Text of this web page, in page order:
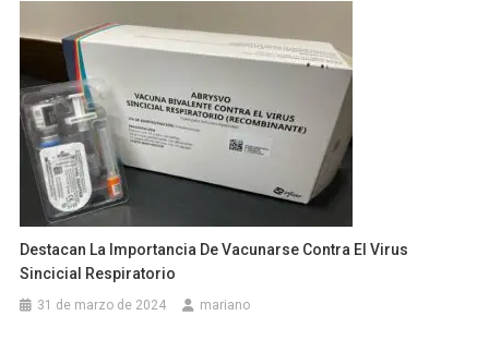
Destacan La Importancia De Vacunarse Contra El Virus
Sincicial Respiratorio
31 de marzo de 2024 mariano